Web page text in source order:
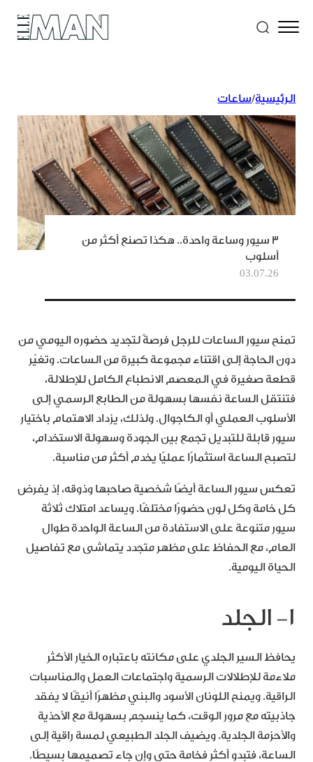
الرئيسية/ساعات
٣ سيور وساعة واحدة.. هكذا تصنع أكثر من
أسلوب
03.07.26
تمنح سيور الساعات للرجل فرصةً لتجديد حضوره اليومي من
دون الحاجة إلى اقتناء مجموعة كبيرة من الساعات. وتغيّر
قطعة صغيرة في المعصم الانطباع الكامل للإطلالة،
فتنتقل الساعة نفسها بسهولة من الطابع الرسمي إلى
الأسلوب العملي أو الكاجوال. ولذلك، يزداد الاهتمام باختيار
سيور قابلة للتبديل تجمع بين الجودة وسهولة الاستخدام،
لتصبح الساعة استثمارًا عمليًا يخدم أكثر من مناسبة.
تعكس سيور الساعة أيضًا شخصية صاحبها وذوقه، إذ يفرض
كل خامة وكل لون حضورًا مختلفًا. ويساعد امتلاك ثلاثة
سيور متنوعة على الاستفادة من الساعة الواحدة طوال
العام، مع الحفاظ على مظهر متجدد يتماشى مع تفاصيل
الحياة اليومية.
١- الجلد
يحافظ السير الجلدي على مكانته باعتباره الخيار الأكثر
ملاءمة للإطلالات الرسمية واجتماعات العمل والمناسبات
الراقية. ويمنح اللونان الأسود والبني مظهرًا أنيقًا لا يفقد
جاذبيته مع مرور الوقت، كما ينسجم بسهولة مع الأحذية
والأحزمة الجلدية. ويضيف الجلد الطبيعي لمسة راقية إلى
الساعة، فتبدو أكثر فخامة حتى وإن جاء تصميمها بسيطًا.